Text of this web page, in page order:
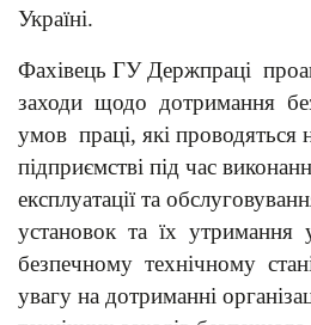
Україні.
Фахівець ГУ Держпраці
заходи щодо дотримання
умов праці, які проводяться
підприємстві під час
експлуатації та
установок та їх утримання
безпечному технічному
увагу на дотриманні